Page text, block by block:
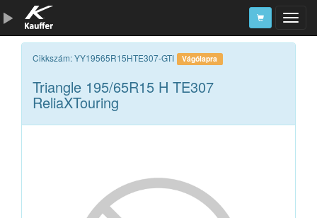
Szerszámkatalógus
Kosár
Alkatrészek
Cikkszám: YY19565R15HTE307-GTI Vágólapra
Triangle 195/65R15 H TE307
ReliaXTouring